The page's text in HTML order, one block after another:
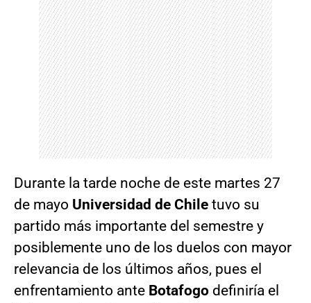
Durante la tarde noche de este martes 27
de mayo Universidad de Chile tuvo su
partido más importante del semestre y
posiblemente uno de los duelos con mayor
relevancia de los últimos años, pues el
enfrentamiento ante Botafogo definiría el